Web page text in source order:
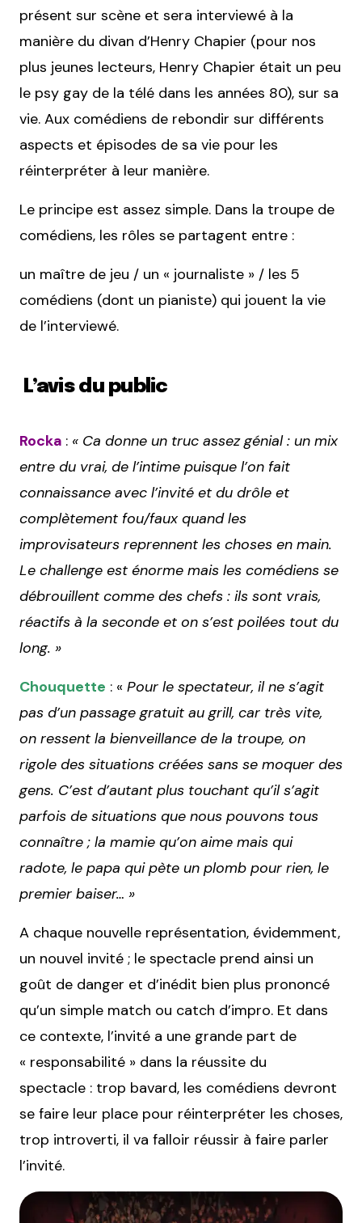
présent sur scène et sera interviewé à la
manière du divan d’Henry Chapier (pour nos
plus jeunes lecteurs, Henry Chapier était un peu
le psy gay de la télé dans les années 80), sur sa
vie. Aux comédiens de rebondir sur différents
aspects et épisodes de sa vie pour les
réinterpréter à leur manière.
Le principe est assez simple. Dans la troupe de
comédiens, les rôles se partagent entre :
un maître de jeu / un « journaliste » / les 5
comédiens (dont un pianiste) qui jouent la vie
de l’interviewé.
L’avis du public
Rocka : « Ca donne un truc assez génial : un mix
entre du vrai, de l’intime puisque l’on fait
connaissance avec l’invité et du drôle et
complètement fou/faux quand les
improvisateurs reprennent les choses en main.
Le challenge est énorme mais les comédiens se
débrouillent comme des chefs : ils sont vrais,
réactifs à la seconde et on s’est poilées tout du
long. »
Chouquette : « Pour le spectateur, il ne s’agit
pas d’un passage gratuit au grill, car très vite,
on ressent la bienveillance de la troupe, on
rigole des situations créées sans se moquer des
gens. C’est d’autant plus touchant qu’il s’agit
parfois de situations que nous pouvons tous
connaître ; la mamie qu’on aime mais qui
radote, le papa qui pète un plomb pour rien, le
premier baiser… »
A chaque nouvelle représentation, évidemment,
un nouvel invité ; le spectacle prend ainsi un
goût de danger et d’inédit bien plus prononcé
qu’un simple match ou catch d’impro. Et dans
ce contexte, l’invité a une grande part de
« responsabilité » dans la réussite du
spectacle : trop bavard, les comédiens devront
se faire leur place pour réinterpréter les choses,
trop introverti, il va falloir réussir à faire parler
l’invité.